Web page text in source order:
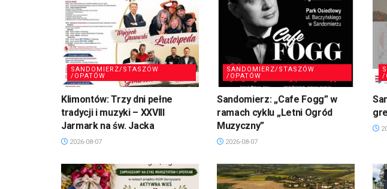
SANDOMIERZ/STASZÓW
/OPATÓW
Klimontów: Trzy dni pełne
tradycji i muzyki – XXVIII
Jarmark na św. Jacka
2026-08-07
SANDOMIERZ/STASZÓW
/OPATÓW
Sandomierz: „Cafe Fogg” w
ramach cyklu „Letni Ogród
Muzyczny”
2026-08-07
/